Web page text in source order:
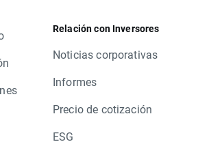
Relación con Inversores
Noticias corporativas
Informes
Precio de cotización
ESG